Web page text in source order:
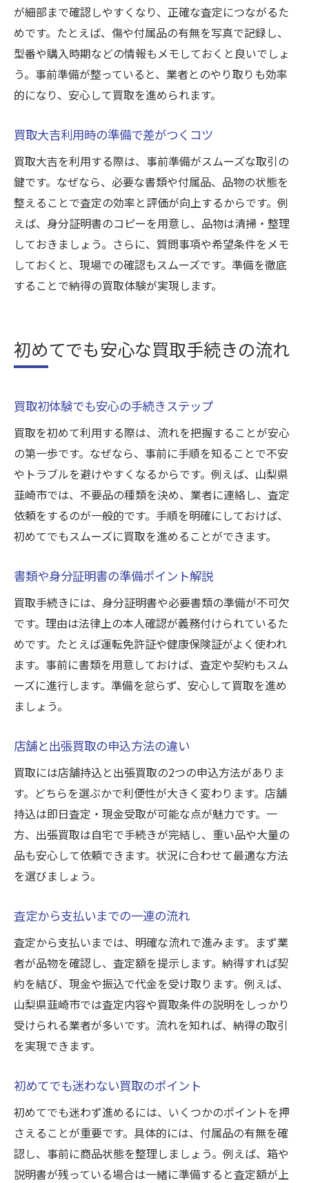
が細部まで確認しやすくなり、正確な査定につながるた
めです。たとえば、傷や付属品の有無を写真で記録し、
型番や購入時期などの情報もメモしておくと良いでしょ
う。事前準備が整っていると、業者とのやり取りも効率
的になり、安心して買取を進められます。
買取大吉利用時の準備で差がつくコツ
買取大吉を利用する際は、事前準備がスムーズな取引の
鍵です。なぜなら、必要な書類や付属品、品物の状態を
整えることで査定の効率と評価が向上するからです。例
えば、身分証明書のコピーを用意し、品物は清掃・整理
しておきましょう。さらに、質問事項や希望条件をメモ
しておくと、現場での確認もスムーズです。準備を徹底
することで納得の買取体験が実現します。
初めてでも安心な買取手続きの流れ
買取初体験でも安心の手続きステップ
買取を初めて利用する際は、流れを把握することが安心
の第一歩です。なぜなら、事前に手順を知ることで不安
やトラブルを避けやすくなるからです。例えば、山梨県
韮崎市では、不要品の種類を決め、業者に連絡し、査定
依頼をするのが一般的です。手順を明確にしておけば、
初めてでもスムーズに買取を進めることができます。
書類や身分証明書の準備ポイント解説
買取手続きには、身分証明書や必要書類の準備が不可欠
です。理由は法律上の本人確認が義務付けられているた
めです。たとえば運転免許証や健康保険証がよく使われ
ます。事前に書類を用意しておけば、査定や契約もスム
ーズに進行します。準備を怠らず、安心して買取を進め
ましょう。
店舗と出張買取の申込方法の違い
買取には店舗持込と出張買取の2つの申込方法がありま
す。どちらを選ぶかで利便性が大きく変わります。店舗
持込は即日査定・現金受取が可能な点が魅力です。一
方、出張買取は自宅で手続きが完結し、重い品や大量の
品も安心して依頼できます。状況に合わせて最適な方法
を選びましょう。
査定から支払いまでの一連の流れ
査定から支払いまでは、明確な流れで進みます。まず業
者が品物を確認し、査定額を提示します。納得すれば契
約を結び、現金や振込で代金を受け取ります。例えば、
山梨県韮崎市では査定内容や買取条件の説明をしっかり
受けられる業者が多いです。流れを知れば、納得の取引
を実現できます。
初めてでも迷わない買取のポイント
初めてでも迷わず進めるには、いくつかのポイントを押
さえることが重要です。具体的には、付属品の有無を確
認し、事前に商品状態を整理しましょう。例えば、箱や
説明書が残っている場合は一緒に準備すると査定額が上